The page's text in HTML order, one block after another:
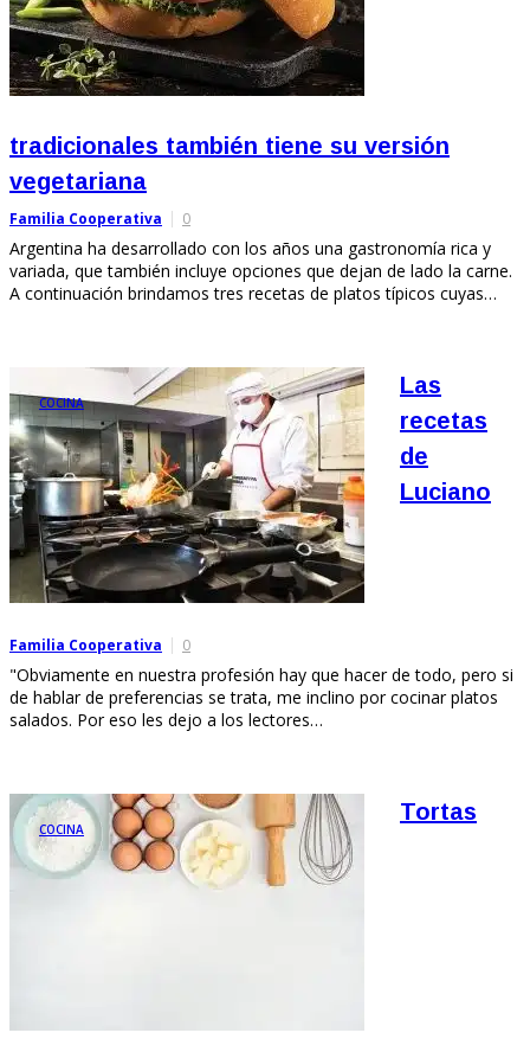
tradicionales también tiene su versión
vegetariana
Familia Cooperativa 0
Argentina ha desarrollado con los años una gastronomía rica y
variada, que también incluye opciones que dejan de lado la carne.
A continuación brindamos tres recetas de platos típicos cuyas…
COCINA
Las
recetas
de
Luciano
Familia Cooperativa 0
"Obviamente en nuestra profesión hay que hacer de todo, pero si
de hablar de preferencias se trata, me inclino por cocinar platos
salados. Por eso les dejo a los lectores…
COCINA
Tortas